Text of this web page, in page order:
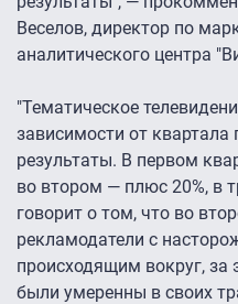
Веселов, директор по
аналитического центра
"Тематическое
зависимости от
результаты. В первом
во втором — плюс 20%, в
говорит о том, что во
рекламодатели с
происходящим вокруг, за
были умеренны в своих